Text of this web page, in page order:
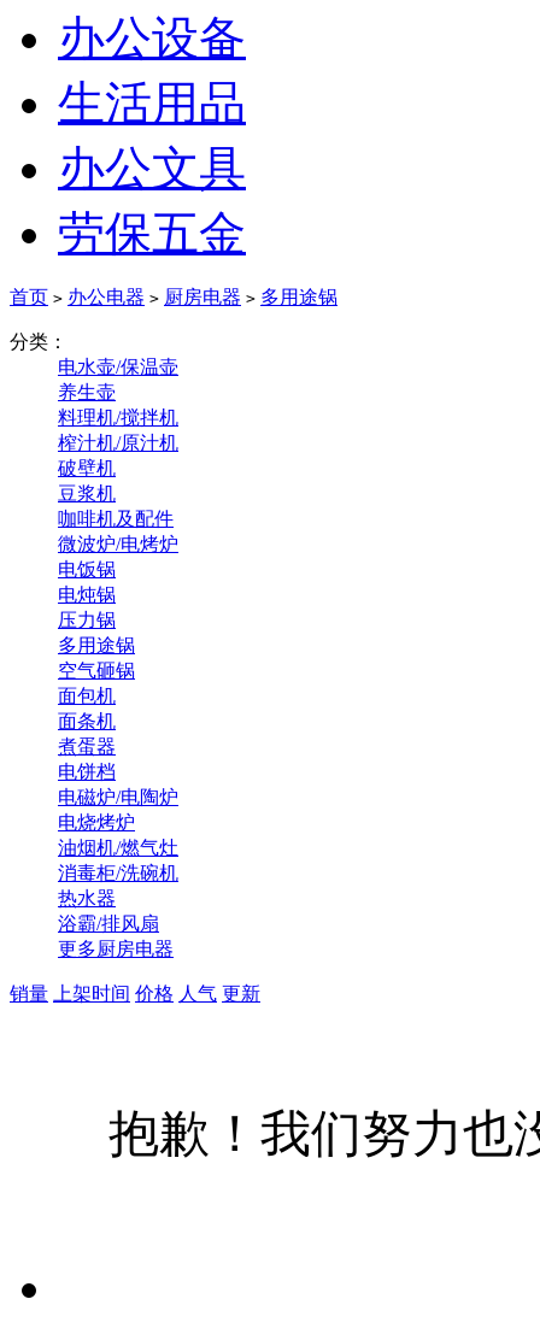
办公设备
生活用品
办公文具
劳保五金
首页 > 办公电器 > 厨房电器 > 多用途锅
分类：
电水壶/保温壶
养生壶
料理机/搅拌机
榨汁机/原汁机
破壁机
豆浆机
咖啡机及配件
微波炉/电烤炉
电饭锅
电炖锅
压力锅
多用途锅
空气砸锅
面包机
面条机
煮蛋器
电饼档
电磁炉/电陶炉
电烧烤炉
油烟机/燃气灶
消毒柜/洗碗机
热水器
浴霸/排风扇
更多厨房电器
销量 上架时间 价格 人气 更新
抱歉！我们努力